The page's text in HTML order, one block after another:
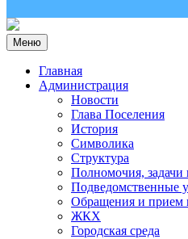
Меню
Главная
Администрация
Новости
Глава Поселения
История
Символика
Структура
Полномочия,
Подведомственные
Обращения и прием
ЖКХ
Городская среда